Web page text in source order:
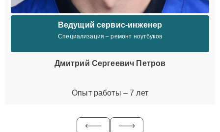
Ведущий сервис-инженер
Специализация – ремонт ноутбуков
Дмитрий Сергеевич Петров
Опыт работы – 7 лет